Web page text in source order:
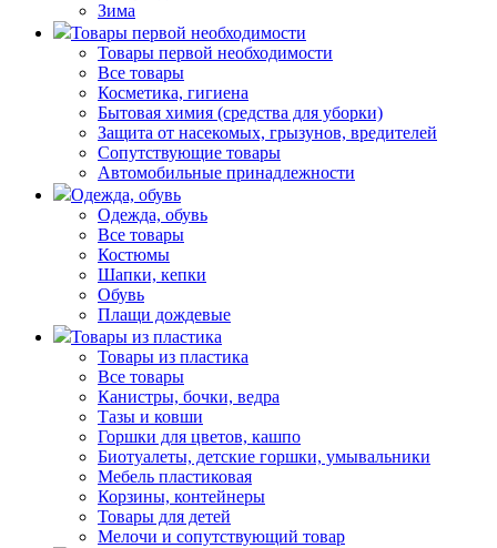
Зима
Товары первой необходимости
Товары первой необходимости
Все товары
Косметика, гигиена
Бытовая химия (средства для уборки)
Защита от насекомых, грызунов, вредителей
Сопутствующие товары
Автомобильные принадлежности
Одежда, обувь
Одежда, обувь
Все товары
Костюмы
Шапки, кепки
Обувь
Плащи дождевые
Товары из пластика
Товары из пластика
Все товары
Канистры, бочки, ведра
Тазы и ковши
Горшки для цветов, кашпо
Биотуалеты, детские горшки, умывальники
Мебель пластиковая
Корзины, контейнеры
Товары для детей
Мелочи и сопутствующий товар